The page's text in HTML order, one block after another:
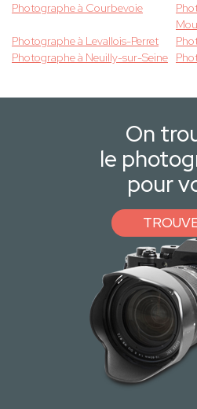
Photographe à Courbevoie
Photographe à Levallois-Perret
Photographe à Neuilly-sur-Seine
On
le
pour